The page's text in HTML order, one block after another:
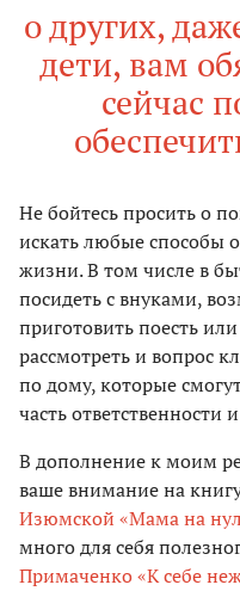
о других,
дети, вам
сейчас
Не бойтесь просить о
искать любые способы
жизни. В том числе в
посидеть с внуками,
приготовить поесть
рассмотреть и вопрос
по дому, которые
часть ответственности
В дополнение к моим
ваше внимание на
Изюмской «Мама на
много для себя
Примаченко «К себе